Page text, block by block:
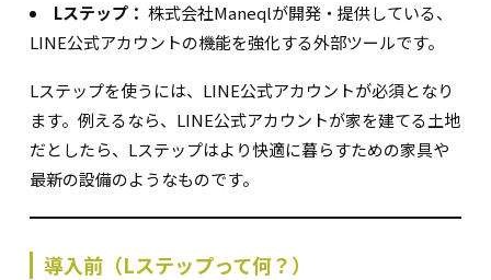
Lステップ： 株式会社Maneqlが開発・提供している、
LINE公式アカウントの機能を強化する外部ツールです。
Lステップを使うには、LINE公式アカウントが必須となり
ます。例えるなら、LINE公式アカウントが家を建てる土地
だとしたら、Lステップはより快適に暮らすための家具や
最新の設備のようなものです。
導入前（Lステップって何？）